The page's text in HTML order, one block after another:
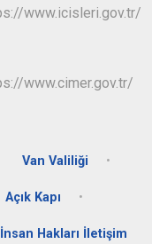
Van Valiliği
Açık Kapı
İnsan Hakları İletişim